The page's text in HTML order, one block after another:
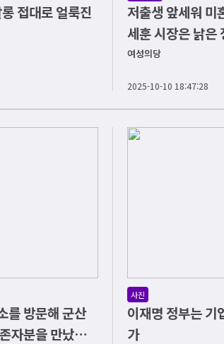
접대로 얼룩진
저출생 앞세워 미
세훈 시장은 낡은
여성의당
2025-10-10 18:47:28
를 방문해 군산
분을 만났습니
사진
이재명 정부는 기
가